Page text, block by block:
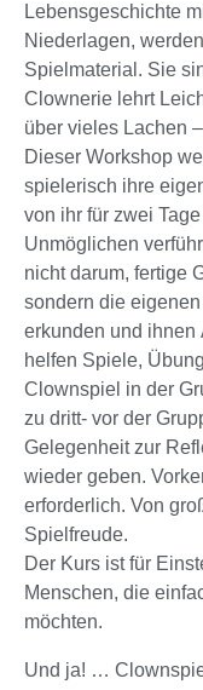
Lebensgeschichte
Niederlagen,
Spielmaterial. Sie
Clownerie lehrt
über vieles Lachen
Dieser Workshop
spielerisch ihre
von ihr für zwei
Unmöglichen
nicht darum, fertige
sondern die
erkunden und ihnen
helfen Spiele,
Clownspiel in der
zu dritt- vor der
Gelegenheit zur
wieder geben.
erforderlich. Von
Spielfreude.
Der Kurs ist für
Menschen, die
möchten.
Und ja! …